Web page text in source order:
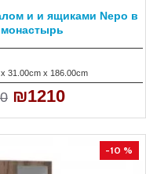
31.00cm x 186.00cm
и и ящиками Nepo в
₪1210
-10 %